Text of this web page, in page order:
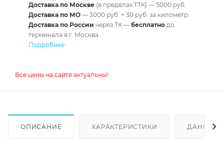
Доставка по Москве (в пределах ТТК) — 5000 руб.
Доставка по МО — 3000 руб. + 30 руб. за километр
Доставка по России через ТК — бесплатно до
терминала в г. Москва
Подробнее
Все цены на сайте актуальны!
ОПИСАНИЕ ХАРАКТЕРИСТИКИ ДАННЫЕ